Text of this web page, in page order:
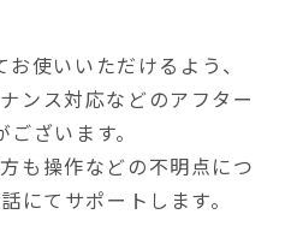
使いいただけるよう、
ンス対応などのアフター
ございます。
も操作などの不明点につ
にてサポートします。